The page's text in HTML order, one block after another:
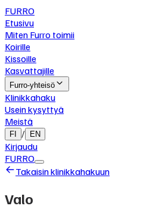
FURRO
Etusivu
Miten Furro toimii
Koirille
Kissoille
Kasvattajille
Furro-yhteisö
Klinikkahaku
Usein kysyttyä
Meistä
FI / EN
Kirjaudu
FURRO
Takaisin klinikkahakuun
Valo